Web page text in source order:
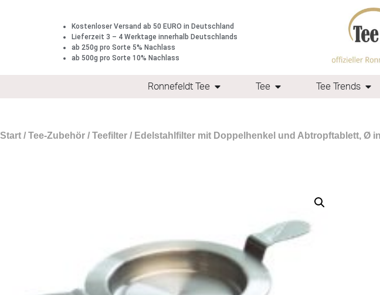
Kostenloser Versand ab 50 EURO in Deutschland
Lieferzeit 3 – 4 Werktage innerhalb Deutschlands
ab 250g pro Sorte 5% Nachlass
ab 500g pro Sorte 10% Nachlass
Ronnefeldt Tee Tee Tee Trends
Start / Tee-Zubehör / Teefilter / Edelstahlfilter mit Doppelhenkel und Abtropftablett, Ø